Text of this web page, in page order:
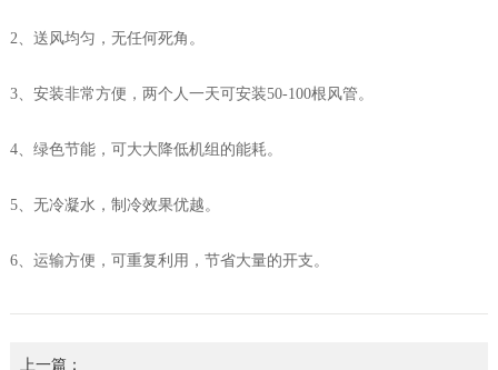
2、送风均匀，无任何死角。
3、安装非常方便，两个人一天可安装50-100根风管。
4、绿色节能，可大大降低机组的能耗。
5、无冷凝水，制冷效果优越。
6、运输方便，可重复利用，节省大量的开支。
上一篇：